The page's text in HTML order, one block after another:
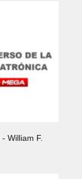
William F.